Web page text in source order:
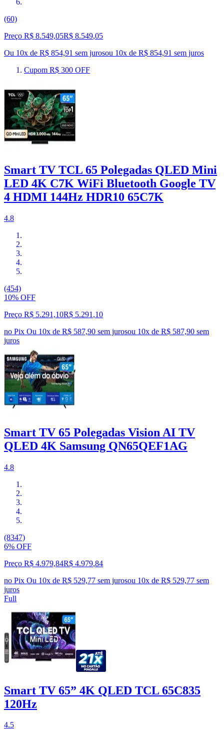
(60)
Preço R$ 8.549,05R$ 8.549,05
Ou 10x de R$ 854,91 sem jurosou 10x de R$ 854,91 sem juros
Cupom R$ 300 OFF
Smart TV TCL 65 Polegadas QLED Mini
LED 4K C7K WiFi Bluetooth Google TV
4 HDMI 144Hz HDR10 65C7K
4.8
(454)
10% OFF
Preço R$ 5.291,10R$ 5.291 ,10
no Pix Ou 10x de R$ 587,90 sem jurosou 10x de R$ 587,90 sem
juros
Smart TV 65 Polegadas Vision AI TV
QLED 4K Samsung QN65QEF1AG
4.8
(8347)
6% OFF
Preço R$ 4.979,84R$ 4.979,84
no Pix Ou 10x de R$ 529,77 sem jurosou 10x de R$ 529,77 sem
juros
Full
Smart TV 65” 4K QLED TCL 65C835
120Hz
4.5